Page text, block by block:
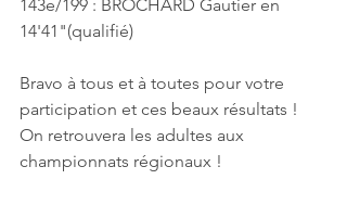
143e/199 : BROCHARD Gautier en
14'41"(qualifié)
Bravo à tous et à toutes pour votre
participation et ces beaux résultats !
On retrouvera les adultes aux
championnats régionaux !